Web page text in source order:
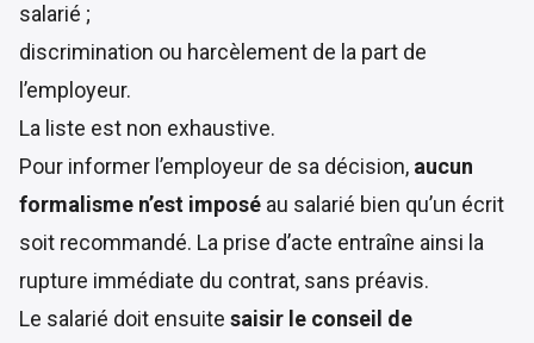
salarié ;
discrimination ou harcèlement de la part de
l’employeur.
La liste est non exhaustive.
Pour informer l’employeur de sa décision, aucun
formalisme n’est imposé au salarié bien qu’un écrit
soit recommandé. La prise d’acte entraîne ainsi la
rupture immédiate du contrat, sans préavis.
Le salarié doit ensuite saisir le conseil de